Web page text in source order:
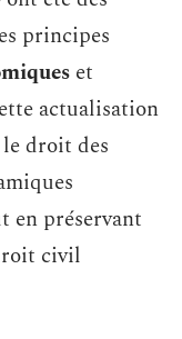
principes
et
actualisation
droit des
en préservant
civil